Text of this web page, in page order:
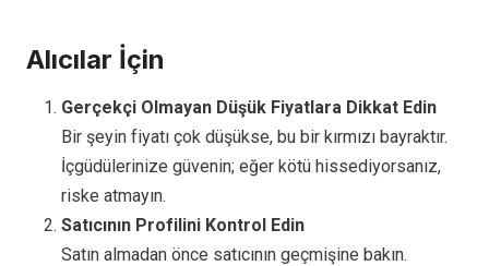
Alıcılar İçin
Gerçekçi Olmayan Düşük Fiyatlara Dikkat Edin
Bir şeyin fiyatı çok düşükse, bu bir kırmızı bayraktır.
İçgüdülerinize güvenin; eğer kötü hissediyorsanız,
riske atmayın.
Satıcının Profilini Kontrol Edin
Satın almadan önce satıcının geçmişine bakın.